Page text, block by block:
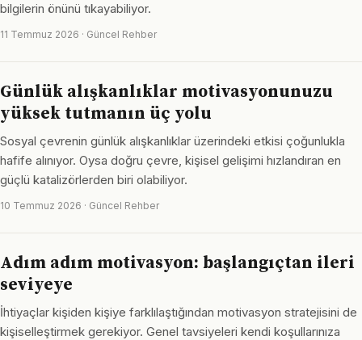
bilgilerin önünü tıkayabiliyor.
11 Temmuz 2026 · Güncel Rehber
Günlük alışkanlıklar motivasyonunuzu
yüksek tutmanın üç yolu
Sosyal çevrenin günlük alışkanlıklar üzerindeki etkisi çoğunlukla
hafife alınıyor. Oysa doğru çevre, kişisel gelişimi hızlandıran en
güçlü katalizörlerden biri olabiliyor.
10 Temmuz 2026 · Güncel Rehber
Adım adım motivasyon: başlangıçtan ileri
seviyeye
İhtiyaçlar kişiden kişiye farklılaştığından motivasyon stratejisini de
kişiselleştirmek gerekiyor. Genel tavsiyeleri kendi koşullarınıza